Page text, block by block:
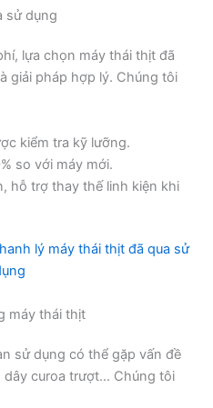
sử dụng
lựa chọn máy thái thịt đã
giải pháp hợp lý. Chúng tôi
kiểm tra kỹ lưỡng.
so với máy mới.
hỗ trợ thay thế linh kiện khi
lý máy thái thịt đã qua sử
máy thái thịt
sử dụng có thể gặp vấn đề
dây curoa trượt… Chúng tôi